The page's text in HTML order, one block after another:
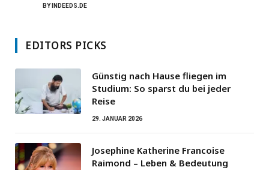
BY INDEEDS.DE
EDITORS PICKS
Günstig nach Hause fliegen im
Studium: So sparst du bei jeder
Reise
29. JANUAR 2026
Josephine Katherine Francoise
Raimond – Leben & Bedeutung